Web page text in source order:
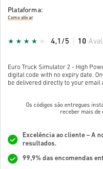
Plataforma:
Como ativar
4,1/5 10
Euro Truck Simulator 2 - High
digital code with no expiry date.
be delivered directly to your email
Os códigos são entregues
receber mais de
Excelência ao cliente – A
resultados.
99,9% das encomendas